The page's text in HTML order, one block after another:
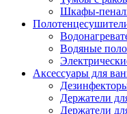
Шкафы-
Водяные
Аксессуары для
Держатели
Держатели